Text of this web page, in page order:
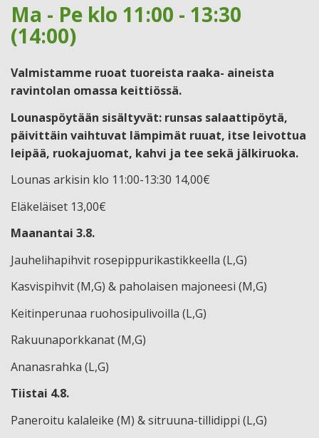
Ma - Pe klo 11:00 - 13:30
(14:00)
Valmistamme ruoat tuoreista raaka- aineista
ravintolan omassa keittiössä.
Lounaspöytään sisältyvät: runsas salaattipöytä,
päivittäin vaihtuvat lämpimät ruuat, itse leivottua
leipää, ruokajuomat, kahvi ja tee sekä jälkiruoka.
Lounas arkisin klo 11:00-13:30 14,00€
Eläkeläiset 13,00€
Maanantai 3.8.
Jauhelihapihvit rosepippurikastikkeella (L,G)
Kasvispihvit (M,G) & paholaisen majoneesi (M,G)
Keitinperunaa ruohosipulivoilla (L,G)
Rakuunaporkkanat (M,G)
Ananasrahka (L,G)
Tiistai 4.8.
Paneroitu kalaleike (M) & sitruuna-tillidippi (L,G)